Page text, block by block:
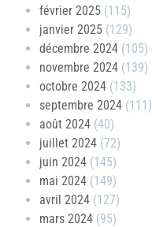
février 2025 (115)
janvier 2025 (129)
décembre 2024 (105)
novembre 2024 (139)
octobre 2024 (133)
septembre 2024 (111)
août 2024 (40)
juillet 2024 (72)
juin 2024 (145)
mai 2024 (149)
avril 2024 (127)
mars 2024 (95)